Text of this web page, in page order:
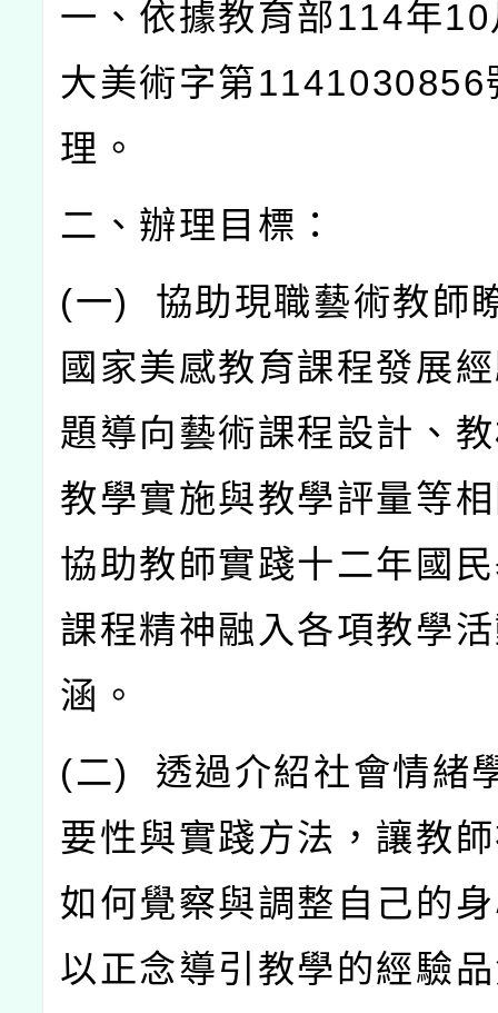
一、依據教育部114年10
大美術字第1141030856
理。
二、辦理目標：
(一) 協助現職藝術教師
國家美感教育課程發展
題導向藝術課程設計、
教學實施與教學評量等
協助教師實踐十二年國
課程精神融入各項教學
涵。
(二) 透過介紹社會情緒
要性與實踐方法，讓教
如何覺察與調整自己的
以正念導引教學的經驗